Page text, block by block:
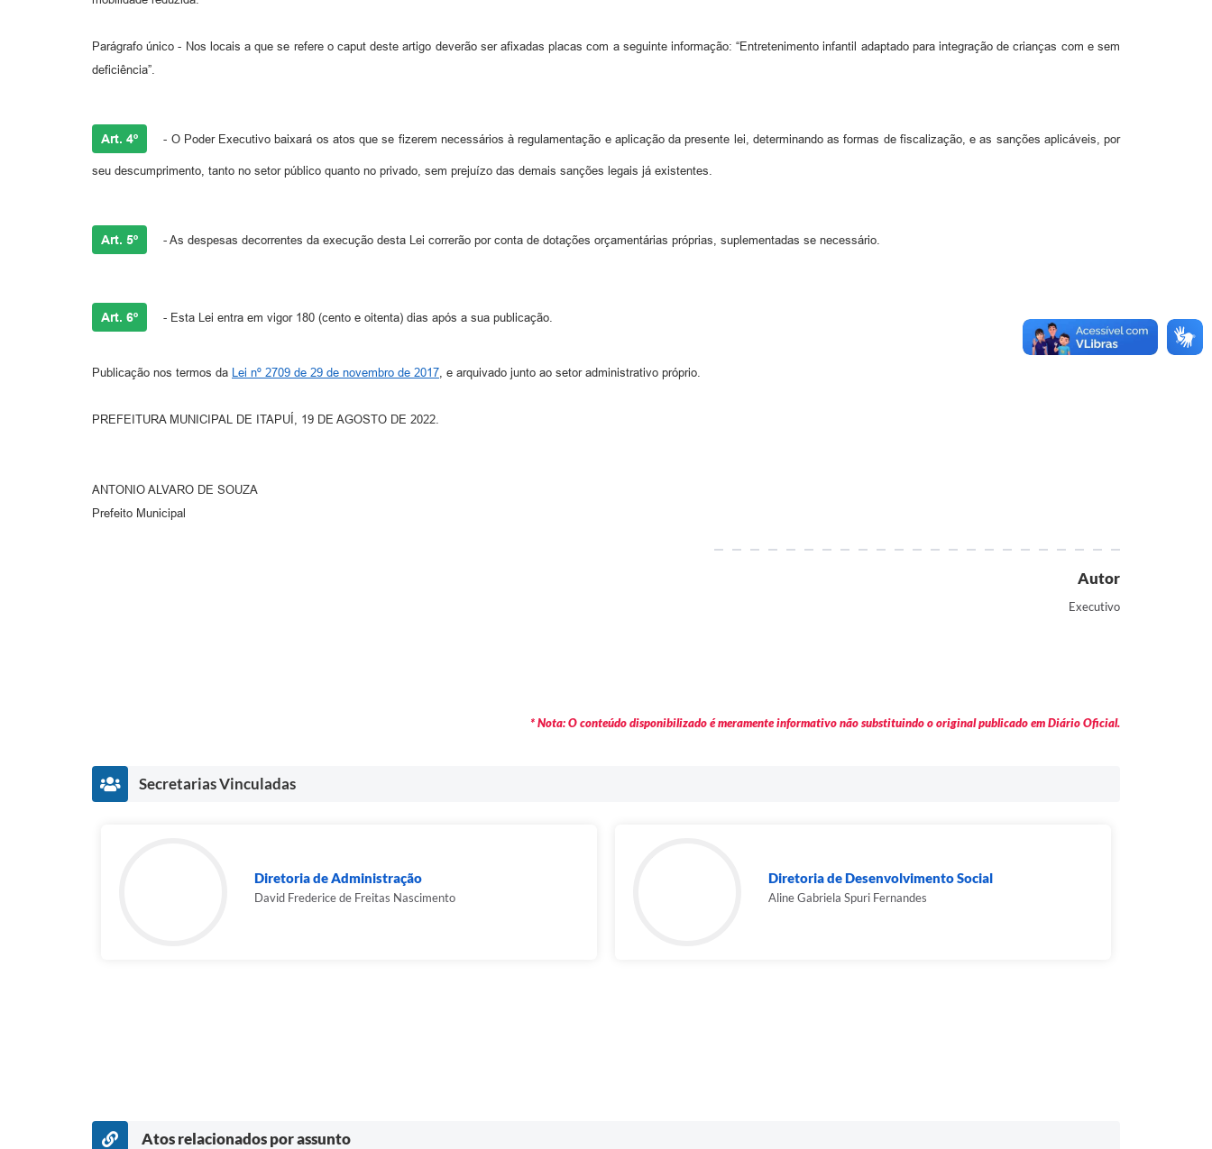
Parágrafo único - Nos locais a que se refere o caput deste artigo deverão ser afixadas placas com a seguinte informação: “Entretenimento infantil adaptado para integração de crianças com e sem
deficiência”.
Art. 4º - O Poder Executivo baixará os atos que se fizerem necessários à regulamentação e aplicação da presente lei, determinando as formas de fiscalização, e as sanções aplicáveis, por
seu descumprimento, tanto no setor público quanto no privado, sem prejuízo das demais sanções legais já existentes.
Art. 5º - As despesas decorrentes da execução desta Lei correrão por conta de dotações orçamentárias próprias, suplementadas se necessário.
Art. 6º - Esta Lei entra em vigor 180 (cento e oitenta) dias após a sua publicação.
Publicação nos termos da Lei nº 2709 de 29 de novembro de 2017, e arquivado junto ao setor administrativo próprio.
PREFEITURA MUNICIPAL DE ITAPUÍ, 19 DE AGOSTO DE 2022.
ANTONIO ALVARO DE SOUZA
Prefeito Municipal
Autor
Executivo
* Nota: O conteúdo disponibilizado é meramente informativo não substituindo o original publicado em Diário Oficial.
Secretarias Vinculadas
Diretoria de Administração
David Frederice de Freitas Nascimento
Diretoria de Desenvolvimento Social
Aline Gabriela Spuri Fernandes
Atos relacionados por assunto